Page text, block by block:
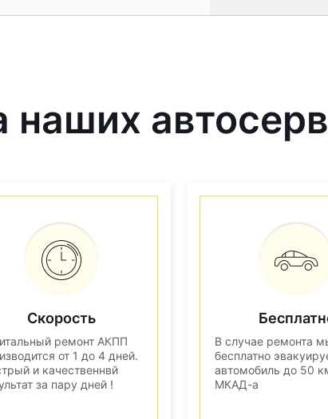
Скорость
ремонт АКПП
от 1 до 4 дней.
и качественнвй
за пару дней !
В случае ремонта
бесплатно
автомобиль до 50
МКАД-а